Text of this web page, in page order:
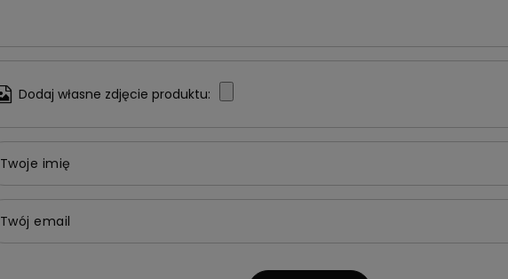
Dodaj własne zdjęcie produktu:
Twoje imię
Twój email